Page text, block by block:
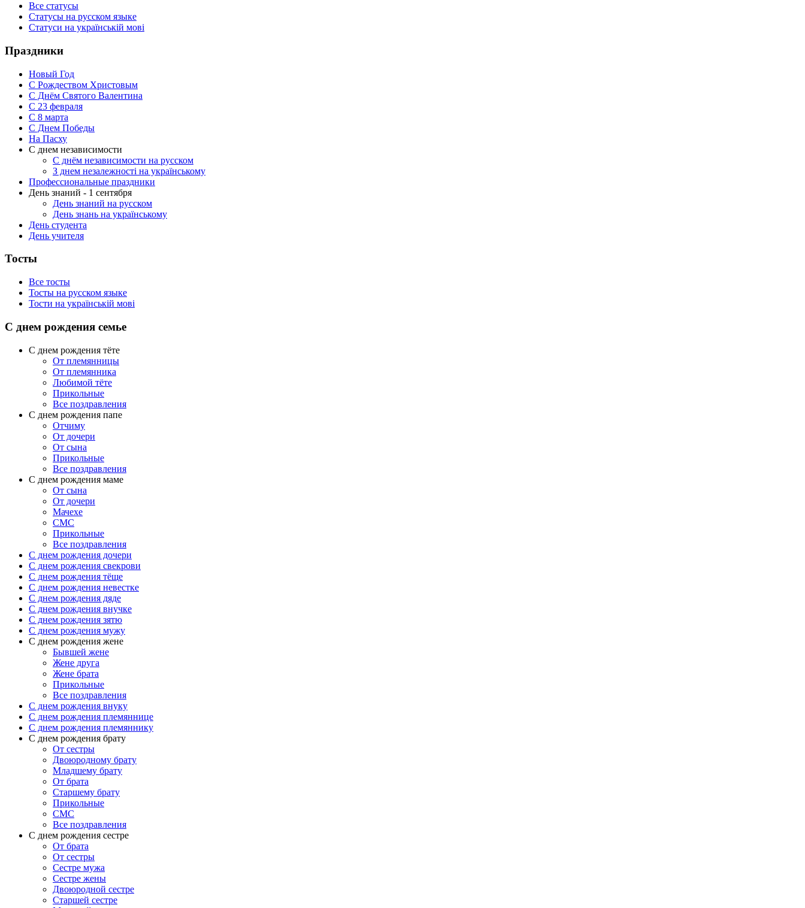
Все статусы
Статусы на русском языке
Статуси на українській мові
Праздники
Новый Год
С Рождеством Христовым
С Днём Святого Валентина
С 23 февраля
C 8 марта
С Днем Победы
На Пасху
С днем независимости
С днём независимости на русском
З днем незалежності на українському
Профессиональные праздники
День знаний - 1 сентября
День знаний на русском
День знань на українському
День студента
День учителя
Тосты
Все тосты
Тосты на русском языке
Тости на українській мові
С днем рождения семье
С днем рождения тёте
От племянницы
От племянника
Любимой тёте
Прикольные
Все поздравления
C днем рождения папе
Отчиму
От дочери
От сына
Прикольные
Все поздравления
С днем рождения маме
От сына
От дочери
Мачехе
СМС
Прикольные
Все поздравления
C днем рождения дочери
C днем рождения свекрови
C днем рождения тёще
C днем рождения невестке
C днем рождения дяде
C днем рождения внучке
C днем рождения зятю
C днем рождения мужу
С днем рождения жене
Бывшей жене
Жене друга
Жене брата
Прикольные
Все поздравления
C днем рождения внуку
C днем рождения племяннице
C днем рождения племяннику
C днем рождения брату
От сестры
Двоюродному брату
Младшему брату
От брата
Старшему брату
Прикольные
СМС
Все поздравления
С днем рождения сестре
От брата
От сестры
Сестре мужа
Сестре жены
Двоюродной сестре
Старшей сестре